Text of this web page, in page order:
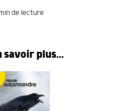
de lecture
savoir plus...